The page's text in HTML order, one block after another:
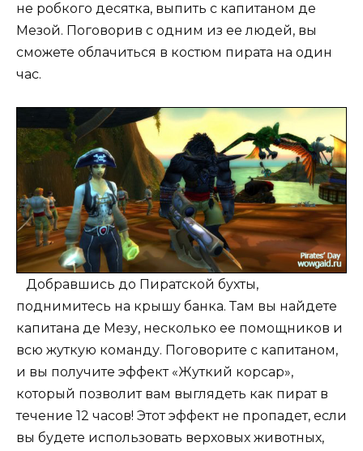
не робкого десятка, выпить с капитаном де
Мезой. Поговорив с одним из ее людей, вы
сможете облачиться в костюм пирата на один
час.
Добравшись до Пиратской бухты,
поднимитесь на крышу банка. Там вы найдете
капитана де Мезу, несколько ее помощников и
всю жуткую команду. Поговорите с капитаном,
и вы получите эффект «Жуткий корсар»,
который позволит вам выглядеть как пират в
течение 12 часов! Этот эффект не пропадет, если
вы будете использовать верховых животных,